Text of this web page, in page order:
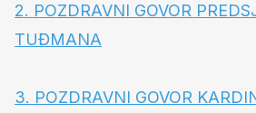
2. POZDRAVNI GOVOR
TUĐMANA
3. POZDRAVNI GOVOR